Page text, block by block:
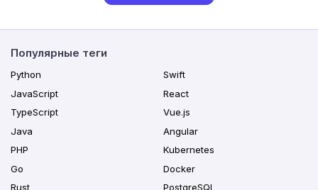
Популярные теги
Python
JavaScript
TypeScript
Java
PHP
Go
Rust
Swift
React
Vue.js
Angular
Kubernetes
Docker
PostgreSQL